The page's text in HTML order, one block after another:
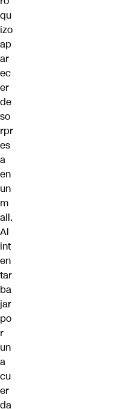
qu
izo
ap
ar
ec
er
de
so
rpr
es
a
en
un
m
all.
Al
int
en
tar
ba
jar
po
r
un
a
cu
er
da